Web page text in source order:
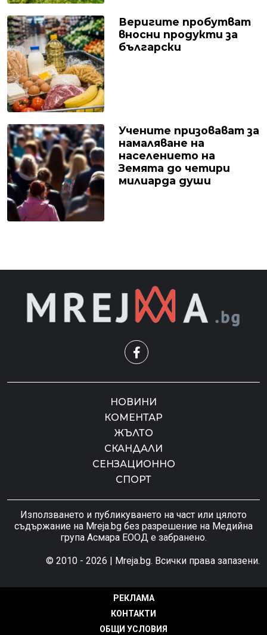
Веригите пробутват
вносни продукти за
български
Учените призовават за
намаляване на
населението на
Земята до четири
милиарда души
НОВИНИ
КОМЕНТАР
ЖЪЛТО
СКАНДАЛИ
СЕНЗАЦИОННО
СПОРТ
Използването и публикуването на част или цялото
съдържание на Mreja.bg без разрешение на Медийна
група Асмара ЕООД е забранено.
© 2010 - 2026 | Mreja.bg. Всички права запазени.
РЕКЛАМА
КОНТАКТИ
ОБЩИ УСЛОВИЯ